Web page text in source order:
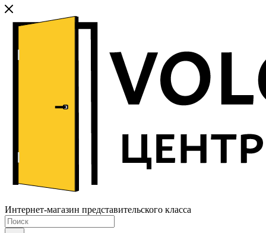
Интернет-магазин представительского класса